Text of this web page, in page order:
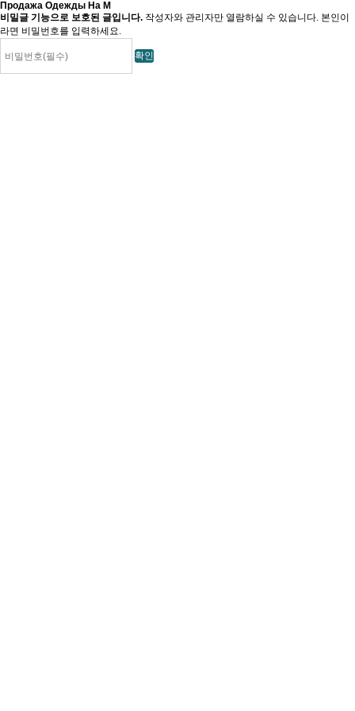
Продажа Одежды На М
비밀글 기능으로 보호된 글입니다. 작성자와 관리자만 열람하실 수 있습니다. 본인이
라면 비밀번호를 입력하세요.